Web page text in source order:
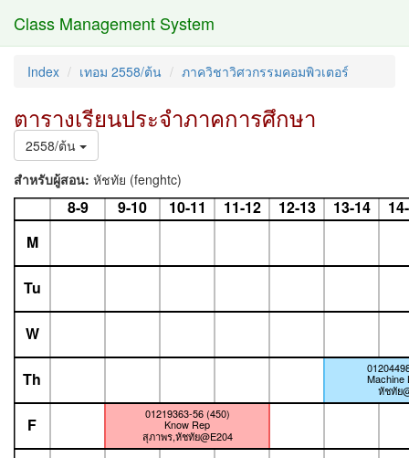
Class Management System
Index เทอม 2558/ต้น ภาควิชาวิศวกรรมคอมพิวเตอร์
ตารางเรียนประจำภาคการศึกษา
2558/ต้น
สำหรับผู้สอน: หัชทัย (fenghtc)
8-9 9-10 10-11 11-12 12-13 13-14
Machine
หัชทัย
01219363-56 (450)
Know Rep
สุภาพร,หัชทัย@E204
M
Tu
W
Th
F